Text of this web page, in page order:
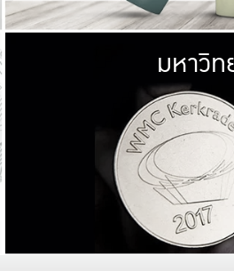
งคม
มกินดีอยู่ดี
ย่างยั่งยืน
ภาพกว้าง
าจุดเล็กๆ
มหาวิท